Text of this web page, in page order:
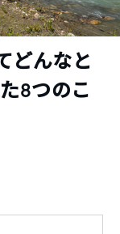
どんなと
8つのこ